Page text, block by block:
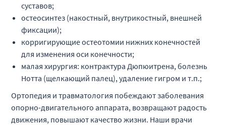
суставов;
остеосинтез (накостный, внутрикостный, внешней
фиксации);
корригирующие остеотомии нижних конечностей
для изменения оси конечности;
малая хирургия: контрактура Дюпюитрена, болезнь
Нотта (щелкающий палец), удаление гигром и т.п.;
Ортопедия и травматология побеждают заболевания
опорно-двигательного аппарата, возвращают радость
движения, повышают качество жизни. Наши врачи